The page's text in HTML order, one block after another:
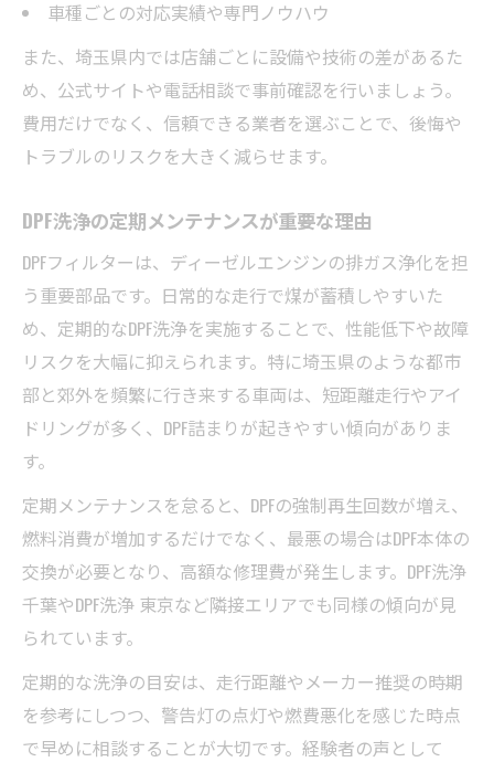
車種ごとの対応実績や専門ノウハウ
また、埼玉県内では店舗ごとに設備や技術の差があるた
め、公式サイトや電話相談で事前確認を行いましょう。
費用だけでなく、信頼できる業者を選ぶことで、後悔や
トラブルのリスクを大きく減らせます。
DPF洗浄の定期メンテナンスが重要な理由
DPFフィルターは、ディーゼルエンジンの排ガス浄化を担
う重要部品です。日常的な走行で煤が蓄積しやすいた
め、定期的なDPF洗浄を実施することで、性能低下や故障
リスクを大幅に抑えられます。特に埼玉県のような都市
部と郊外を頻繁に行き来する車両は、短距離走行やアイ
ドリングが多く、DPF詰まりが起きやすい傾向がありま
す。
定期メンテナンスを怠ると、DPFの強制再生回数が増え、
燃料消費が増加するだけでなく、最悪の場合はDPF本体の
交換が必要となり、高額な修理費が発生します。DPF洗浄
千葉やDPF洗浄 東京など隣接エリアでも同様の傾向が見
られています。
定期的な洗浄の目安は、走行距離やメーカー推奨の時期
を参考にしつつ、警告灯の点灯や燃費悪化を感じた時点
で早めに相談することが大切です。経験者の声として